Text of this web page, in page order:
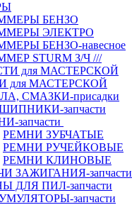
БЕНЗО
ЭЛЕКТРО
БЕНЗО-навесное
STURM З/Ч ///
для МАСТЕРСКОЙ
СМАЗКИ-присадки
запчасти
запчасти
РЕМНИ ЗУБЧАТЫЕ
РЕМНИ РУЧЕЙКОВЫЕ
РЕМНИ КЛИНОВЫЕ
ЗАЖИГАНИЯ-запчасти
ДЛЯ ПИЛ-запчасти
запчасти